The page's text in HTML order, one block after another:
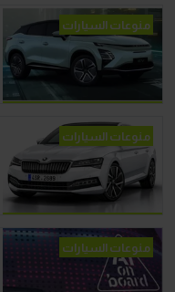
منوعات السيارات
منوعات السيارات
منوعات السيارات